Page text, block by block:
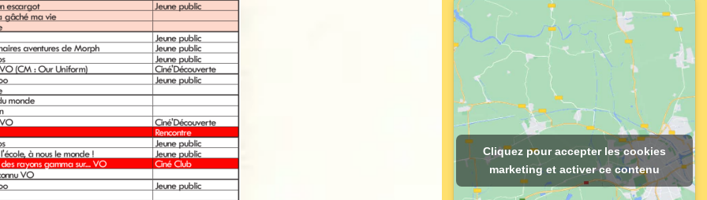
Cliquez pour accepter les cookies
marketing et activer ce contenu